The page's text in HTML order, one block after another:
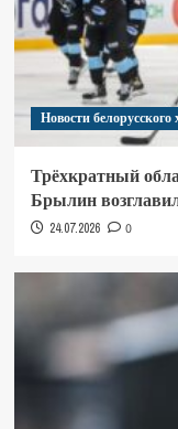
Новости белорусского
Трёхкратный
Брылин
24.07.2026 0